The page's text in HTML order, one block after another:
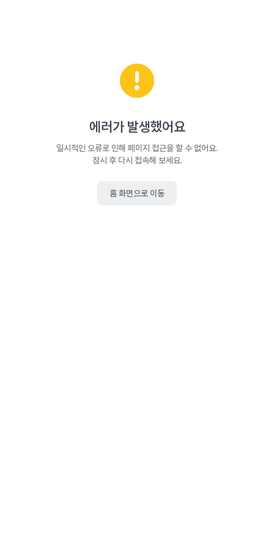
에러가 발생했어요
일시적인 오류로 인해 페이지 접근을 할 수 없어요.
잠시 후 다시 접속해 보세요.
홈 화면으로 이동